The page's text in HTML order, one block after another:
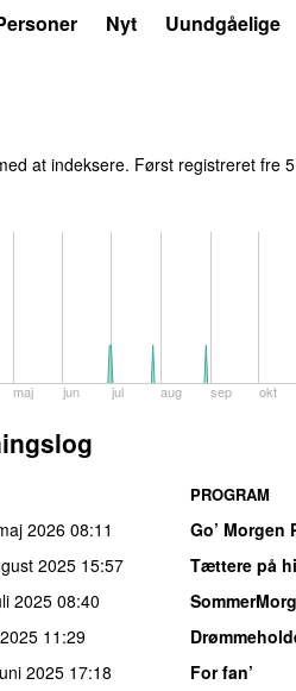
Nyt Uundgåelige
at indeksere. Først registreretfre
maj jun jul aug sep okt
PROGRAM
2026 08:11
Go’ Morgen
2025 15:57
Tættere på
2025 08:40
11:29
2025 17:18
For fan’